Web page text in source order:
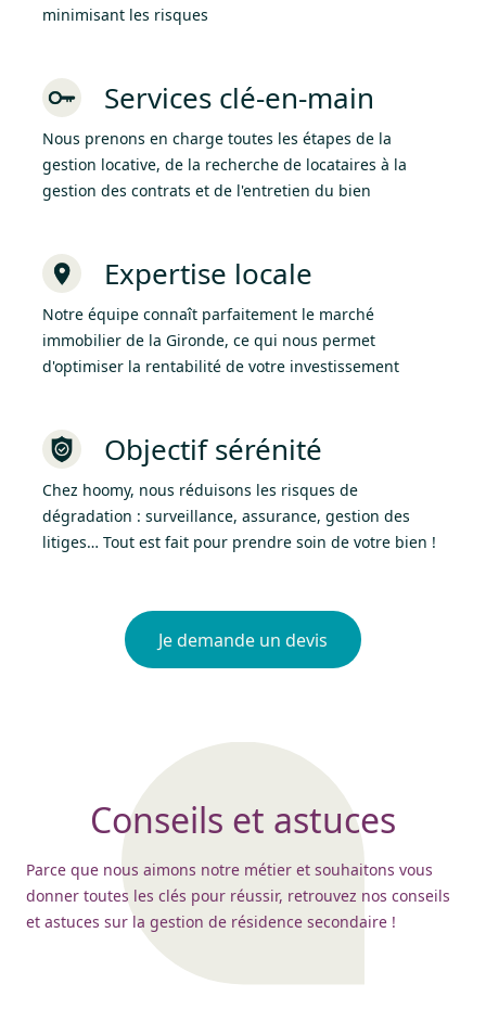
minimisant les risques
Services clé-en-main
Nous prenons en charge toutes les étapes de la
gestion locative, de la recherche de locataires à la
gestion des contrats et de l'entretien du bien
Expertise locale
Notre équipe connaît parfaitement le marché
immobilier de la Gironde, ce qui nous permet
d'optimiser la rentabilité de votre investissement
Objectif sérénité
Chez hoomy, nous réduisons les risques de
dégradation : surveillance, assurance, gestion des
litiges… Tout est fait pour prendre soin de votre bien !
Je demande un devis
Conseils et astuces
Parce que nous aimons notre métier et souhaitons vous
donner toutes les clés pour réussir, retrouvez nos conseils
et astuces sur la gestion de résidence secondaire !